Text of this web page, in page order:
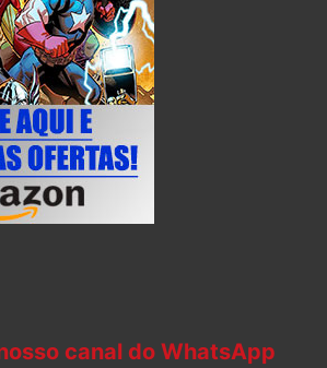
canal do WhatsApp